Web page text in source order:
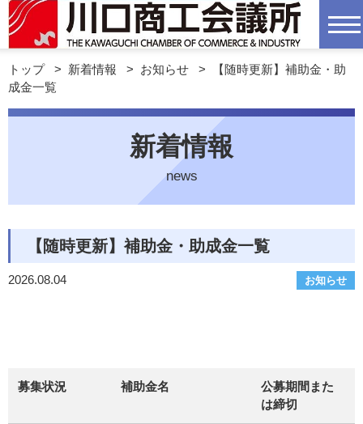
トップ> 新着情報 > お知らせ >
【随時更新】補助金・助
成金一覧
新着情報
news
【随時更新】補助金・助成金一覧
2026.08.04 お知らせ
募集状況 補助金名
公募期間また
は締切